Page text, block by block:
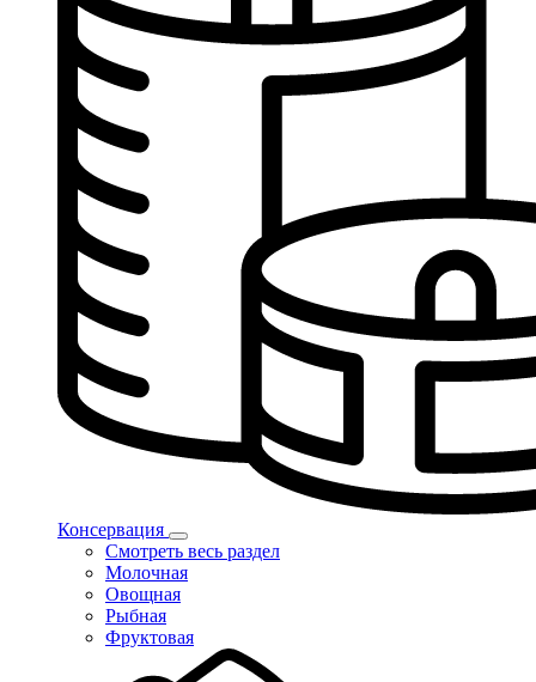
Консервация
Смотреть весь раздел
Молочная
Овощная
Рыбная
Фруктовая